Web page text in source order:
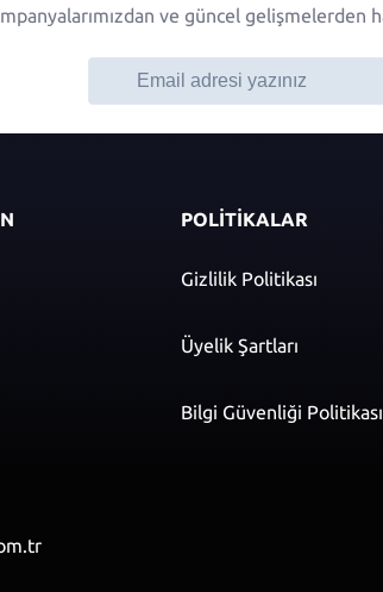
ve güncel gelişmelerden
POLİTİKALAR
Gizlilik Politikası
Üyelik Şartları
Bilgi Güvenliği Politikası